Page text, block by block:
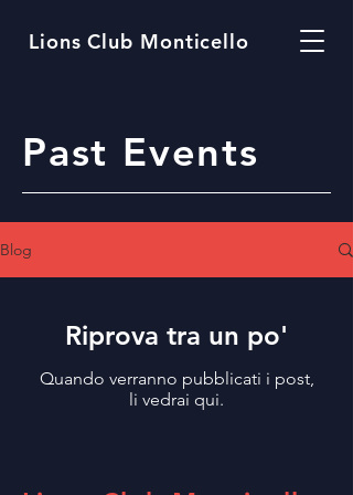
Lions Club Monticello
Past Events
Blog
Riprova tra un po'
Quando verranno pubblicati i post,
li vedrai qui.